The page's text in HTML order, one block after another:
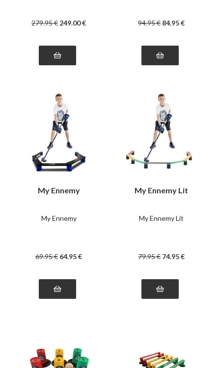
279.95€ 249.00€ 94.95€ 84.95€
My Ennemy
My Ennemy
69.95€ 64.95€
My Ennemy Lit
My Ennemy Lit
79.95€ 74.95€